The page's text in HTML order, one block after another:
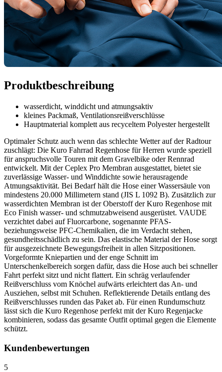
Produktbeschreibung
wasserdicht, winddicht und atmungsaktiv
kleines Packmaß, Ventilationsreißverschlüsse
Hauptmaterial komplett aus recyceltem Polyester hergestellt
Optimaler Schutz auch wenn das schlechte Wetter auf der Radtour
zuschlägt: Die Kuro Fahrrad Regenhose für Herren wurde speziell
für anspruchsvolle Touren mit dem Gravelbike oder Rennrad
entwickelt. Mit der Ceplex Pro Membran ausgestattet, bietet sie
zuverlässige Wasser- und Winddichte sowie herausragende
Atmungsaktivität. Bei Bedarf hält die Hose einer Wassersäule von
mindestens 20.000 Millimetern stand (JIS L 1092 B). Zusätzlich zur
wasserdichten Membran ist der Oberstoff der Kuro Regenhose mit
Eco Finish wasser- und schmutzabweisend ausgerüstet. VAUDE
verzichtet dabei auf Fluorcarbone, sogenannte PFAS-
beziehungsweise PFC-Chemikalien, die im Verdacht stehen,
gesundheitsschädlich zu sein. Das elastische Material der Hose sorgt
für ausgezeichnete Bewegungsfreiheit in allen Sitzpositionen.
Vorgeformte Kniepartien und der enge Schnitt im
Unterschenkelbereich sorgen dafür, dass die Hose auch bei schneller
Fahrt perfekt sitzt und nicht flattert. Ein schräg verlaufender
Reißverschluss vom Knöchel aufwärts erleichtert das An- und
Ausziehen, selbst mit Schuhen. Reflektierende Details entlang des
Reißverschlusses runden das Paket ab. Für einen Rundumschutz
lässt sich die Kuro Regenhose perfekt mit der Kuro Regenjacke
kombinieren, sodass das gesamte Outfit optimal gegen die Elemente
schützt.
Kundenbewertungen
5